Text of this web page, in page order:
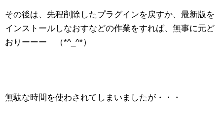
その後は、先程削除したプラグインを戻すか、最新版を
インストールしなおすなどの作業をすれば、無事に元ど
おりーーー （*^_^*）
無駄な時間を使わされてしまいましたが・・・